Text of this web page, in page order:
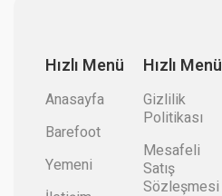
Hızlı Menü
Anasayfa
Barefoot
Yemeni
Hızlı Menü
Gizlilik
Politikası
Mesafeli
Satış
Sözleşmesi